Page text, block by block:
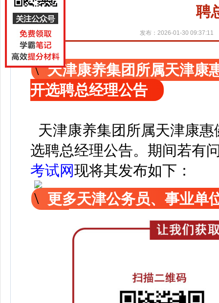
聘
发布：2026-01-30 09:37:11
天津康养集团所属天津康
开选聘总经理公告
天津康养集团所属天津康
选聘总经理公告。 期间若有
考试网现将其发布如下：
更多天津公务员、事业单